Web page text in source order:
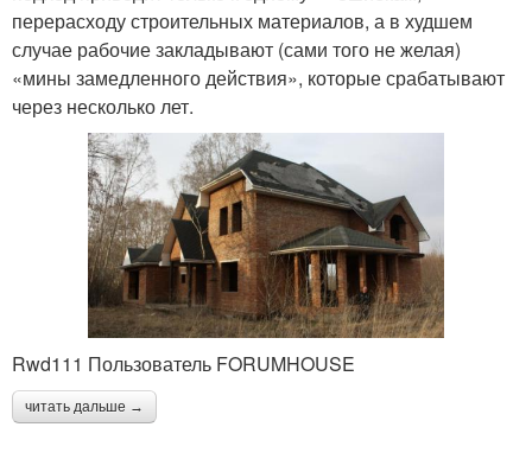
перерасходу строительных материалов, а в худшем
случае рабочие закладывают (сами того не желая)
«мины замедленного действия», которые срабатывают
через несколько лет.
Rwd111 Пользователь FORUMHOUSE
читать дальше →